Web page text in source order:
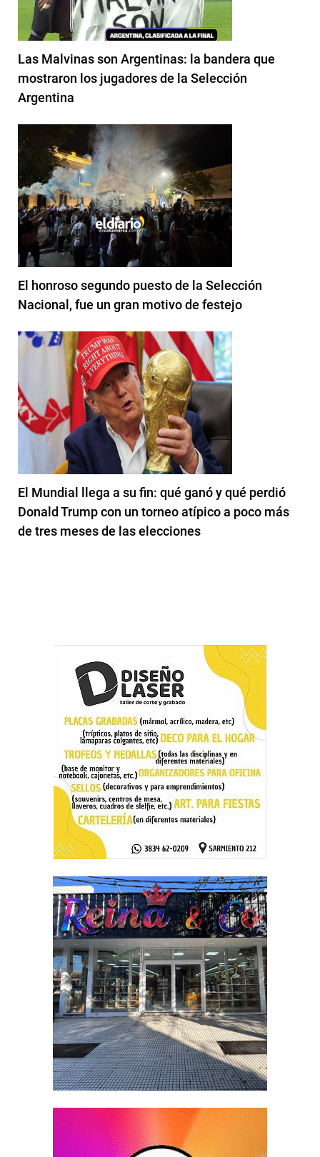
Las Malvinas son Argentinas: la bandera que
mostraron los jugadores de la Selección
Argentina
El honroso segundo puesto de la Selección
Nacional, fue un gran motivo de festejo
El Mundial llega a su fin: qué ganó y qué perdió
Donald Trump con un torneo atípico a poco más
de tres meses de las elecciones